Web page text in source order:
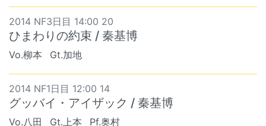
2014 NF3日目 14:00 20
ひまわりの約束 / 秦基博
Vo.柳本 Gt.加地
2014 NF1日目 12:00 14
グッバイ・アイザック / 秦基博
Vo.八田 Gt.上本 Pf.奥村